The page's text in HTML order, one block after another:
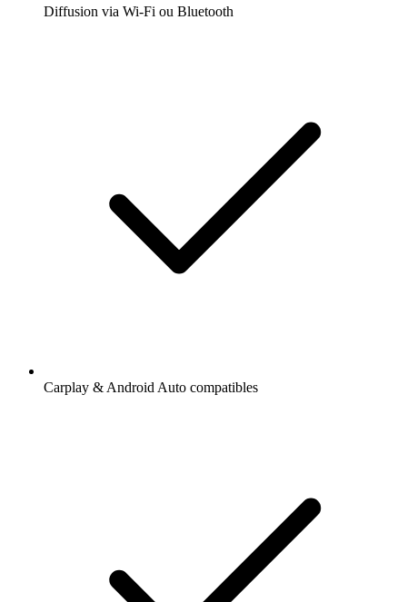
Diffusion via Wi-Fi ou Bluetooth
Carplay & Android Auto compatibles